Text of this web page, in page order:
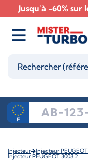
Jusqu'à -60% sur
Injecteur Injecteur PEUGEOT
Injecteur PEUGEOT 3008 2